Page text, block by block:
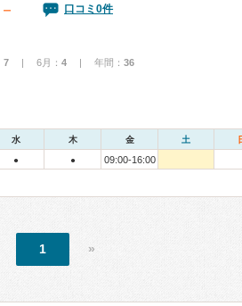
－ 口コミ0件
7 | 6月： 4 | 年間： 36
水 木 金 土
● ● 09:00-16:00
1 »